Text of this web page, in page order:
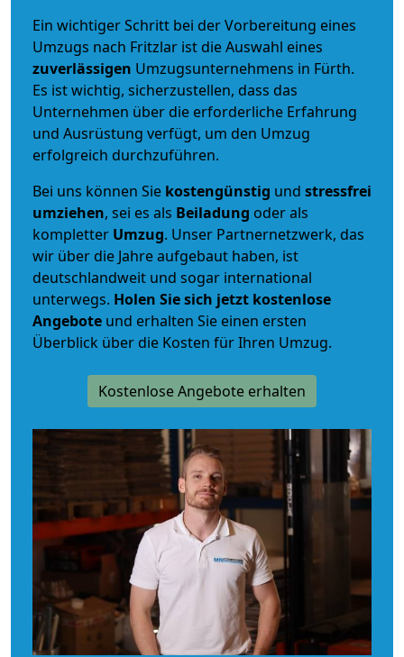
Ein wichtiger Schritt bei der Vorbereitung eines
Umzugs nach Fritzlar ist die Auswahl eines
zuverlässigen Umzugsunternehmens in Fürth.
Es ist wichtig, sicherzustellen, dass das
Unternehmen über die erforderliche Erfahrung
und Ausrüstung verfügt, um den Umzug
erfolgreich durchzuführen.
Bei uns können Sie kostengünstig und stressfrei
umziehen, sei es als Beiladung oder als
kompletter Umzug. Unser Partnernetzwerk, das
wir über die Jahre aufgebaut haben, ist
deutschlandweit und sogar international
unterwegs. Holen Sie sich jetzt kostenlose
Angebote und erhalten Sie einen ersten
Überblick über die Kosten für Ihren Umzug.
Kostenlose Angebote erhalten